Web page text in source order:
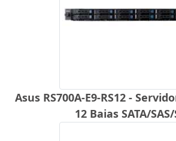
Asus RS700A-E9-RS12 -
12 Baias SATA/SAS/